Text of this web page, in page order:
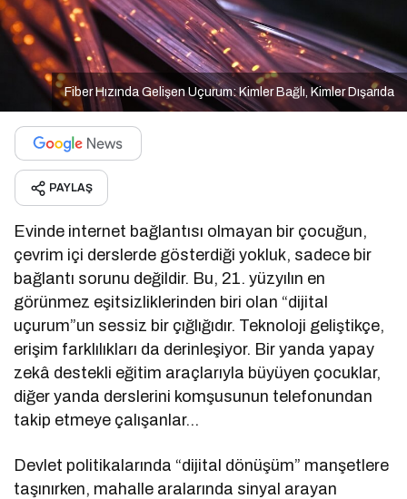
Fiber Hızında Gelişen Uçurum: Kimler Bağlı, Kimler Dışarıda
PAYLAŞ
Evinde internet bağlantısı olmayan bir çocuğun,
çevrim içi derslerde gösterdiği yokluk, sadece bir
bağlantı sorunu değildir. Bu, 21. yüzyılın en
görünmez eşitsizliklerinden biri olan “dijital
uçurum”un sessiz bir çığlığıdır. Teknoloji geliştikçe,
erişim farklılıkları da derinleşiyor. Bir yanda yapay
zekâ destekli eğitim araçlarıyla büyüyen çocuklar,
diğer yanda derslerini komşusunun telefonundan
takip etmeye çalışanlar…
Devlet politikalarında “dijital dönüşüm” manşetlere
taşınırken, mahalle aralarında sinyal arayan